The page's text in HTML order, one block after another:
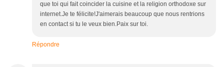
que toi qui fait coincider la cuisine et la religion orthodoxe sur
internet.Je te félicite!J'aimerais beaucoup que nous rentrions
en contact si tu le veux bien.Paix sur toi.
Répondre